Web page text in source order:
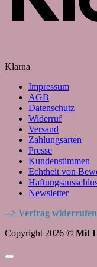
Klarna
Impressum
AGB
Datenschutz
Widerruf
Versand
Zahlungsarten
Presse
Kundenstimmen
Echtheit von
Newsletter
--> Vertrag
Copyright 2026 © Mit